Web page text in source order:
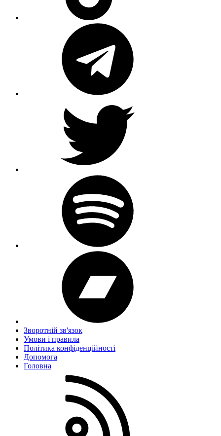
Зворотній зв'язок
Умови і правила
Політика конфіденційності
Дoпoмoга
Головна